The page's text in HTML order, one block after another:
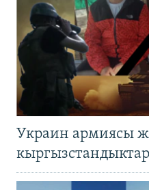
Украин армиясы